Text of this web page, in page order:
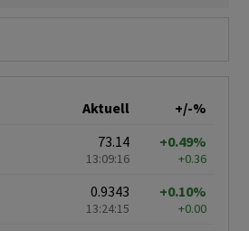
Aktuell
+/-%
73.14
13:09:16
+0.49%
+0.36
0.9343
13:24:15
+0.10%
+0.00